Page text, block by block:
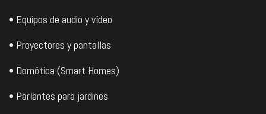
• Equipos de audio y vídeo
• Proyectores y pantallas
• Domótica (Smart Homes)
• Parlantes para jardines